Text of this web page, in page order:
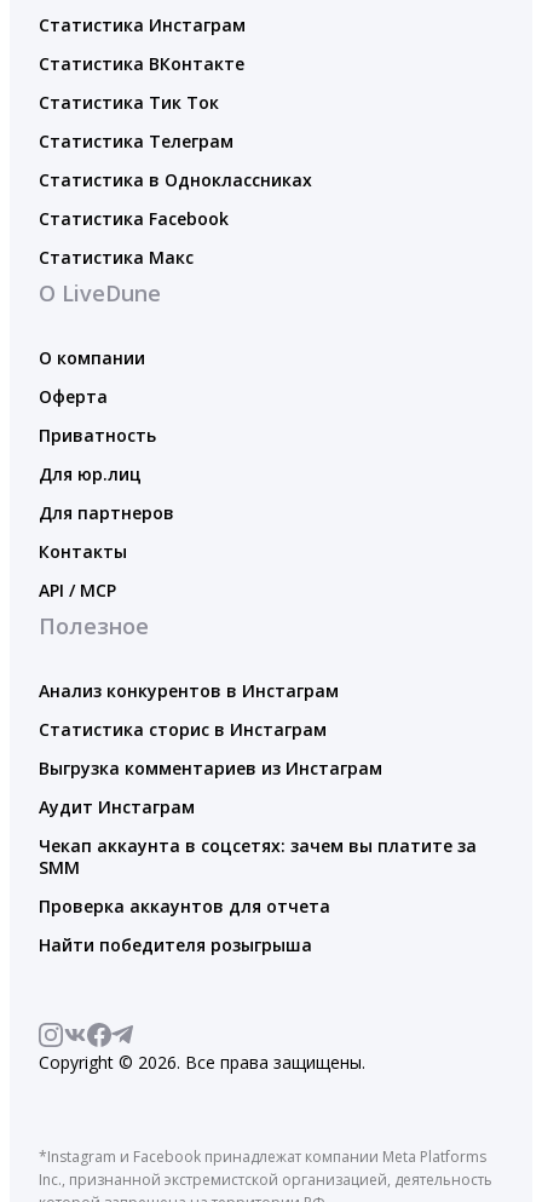
Статистика Инстаграм
Статистика ВКонтакте
Статистика Тик Ток
Статистика Телеграм
Статистика в Одноклассниках
Статистика Facebook
Статистика Макс
О LiveDune
О компании
Оферта
Приватность
Для юр.лиц
Для партнеров
Контакты
API / MCP
Полезное
Анализ конкурентов в Инстаграм
Статистика сторис в Инстаграм
Выгрузка комментариев из Инстаграм
Аудит Инстаграм
Чекап аккаунта в соцсетях: зачем вы платите за
SMM
Проверка аккаунтов для отчета
Найти победителя розыгрыша
Copyright © 2026. Все права защищены.
*Instagram и Facebook принадлежат компании Meta Platforms
Inc., признанной экстремистской организацией, деятельность